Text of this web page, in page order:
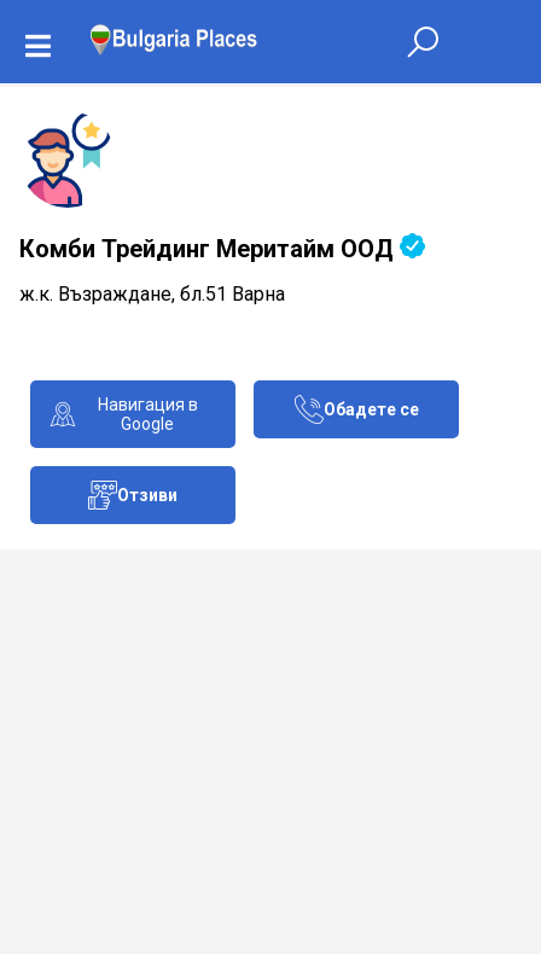
Комби Трейдинг Меритайм ООД
ж.к. Възраждане, бл.51 Варна
Навигация в
Google
Обадете се
Отзиви